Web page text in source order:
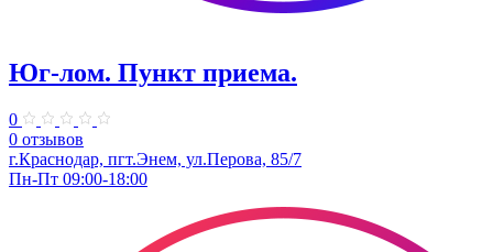
Юг-лом. Пункт приема.
0
0 отзывов
г.Краснодар, пгт.Энем, ул.Перова, 85/7
Пн-Пт 09:00-18:00